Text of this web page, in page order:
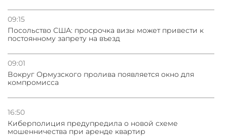
09:15
Посольство США: просрочка визы может привести к
постоянному запрету на въезд
09:01
Вокруг Ормузского пролива появляется окно для
компромисса
16:50
Киберполиция предупредила о новой схеме
мошенничества при аренде квартир